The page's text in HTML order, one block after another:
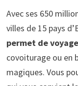
Avec ses 650
villes de 15 pays
permet de
covoiturage ou en
magiques. Vous